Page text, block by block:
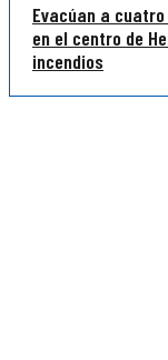
Evacúan a
en el centro de
incendios